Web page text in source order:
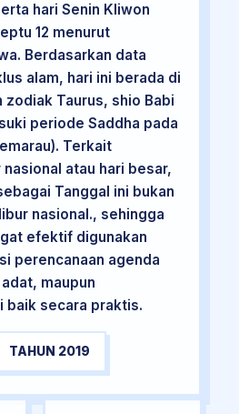
hari Senin Kliwon
12 menurut
Berdasarkan data
alam, hari ini berada di
zodiak Taurus, shio Babi
periode Saddha pada
Terkait
atau hari besar,
Tanggal ini bukan
nasional., sehingga
efektif digunakan
perencanaan agenda
maupun
baik secara praktis.
TAHUN 2019